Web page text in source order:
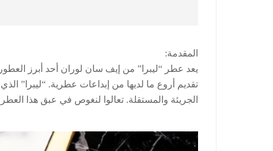
المقدمة:
يعد عطر “ليبرا” من إيف سان لوران أحد أبرز
تقديم أروع ما لديها من إبداعات عطرية. “ليبرا”
الجريئة والمستقلة. تعالوا لنغوص في عبق هذا